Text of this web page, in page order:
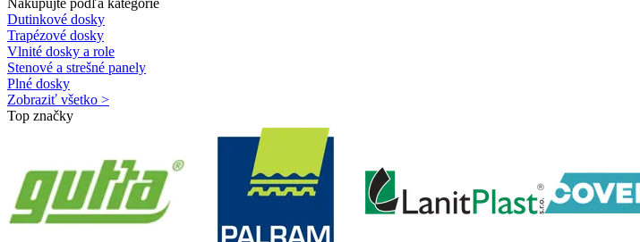
Nakupujte podľa kategórie
Dutinkové dosky
Trapézové dosky
Vlnité dosky a role
Stenové a strešné panely
Plné dosky
Zobraziť všetko >
Top značky